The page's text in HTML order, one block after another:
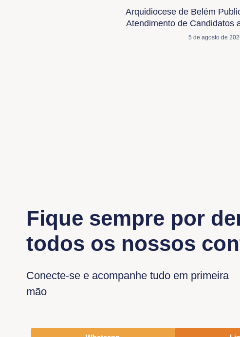
Arquidiocese de Belém
Atendimento de Candidatos
5 de agosto de
Fique sempre por
todos os nossos
Conecte-se e acompanhe tudo em primeira
mão